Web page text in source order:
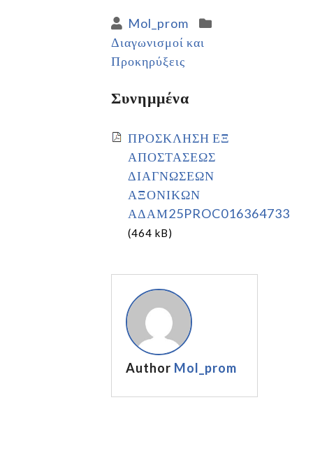
Mol_prom
Διαγωνισμοί και
Προκηρύξεις
Συνημμένα
ΠΡΟΣΚΛΗΣΗ ΕΞ
ΑΠΟΣΤΑΣΕΩΣ
ΔΙΑΓΝΩΣΕΩΝ
ΑΞΟΝΙΚΩΝ
ΑΔΑΜ25PROC016364733
(464 kB)
Author Mol_prom